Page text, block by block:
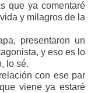
que ya comentaré
y milagros de la
presentaron un
y eso es lo
lo sé.
con ese par
viene ya estaré